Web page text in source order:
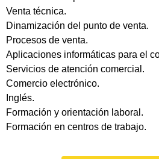
Venta técnica.
Dinamización del punto de venta.
Procesos de venta.
Aplicaciones informáticas para el
Servicios de atención comercial.
Comercio electrónico.
Inglés.
Formación y orientación laboral.
Formación en centros de trabajo.